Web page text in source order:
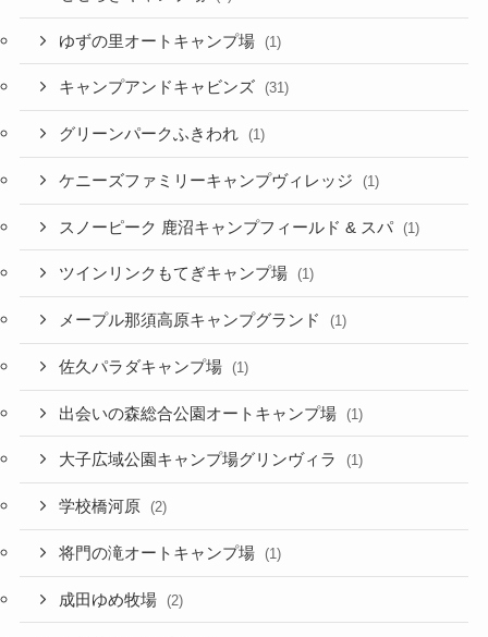
ゆずの里オートキャンプ場 (1)
キャンプアンドキャビンズ (31)
グリーンパークふきわれ (1)
ケニーズファミリーキャンプヴィレッジ (1)
スノーピーク 鹿沼キャンプフィールド & スパ (1)
ツインリンクもてぎキャンプ場 (1)
メープル那須高原キャンプグランド (1)
佐久パラダキャンプ場 (1)
出会いの森総合公園オートキャンプ場 (1)
大子広域公園キャンプ場グリンヴィラ (1)
学校橋河原 (2)
将門の滝オートキャンプ場 (1)
成田ゆめ牧場 (2)